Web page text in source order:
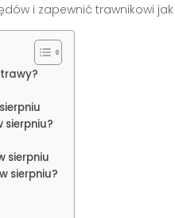
i zapewnić trawnikowi
sierpniu
sierpniu?